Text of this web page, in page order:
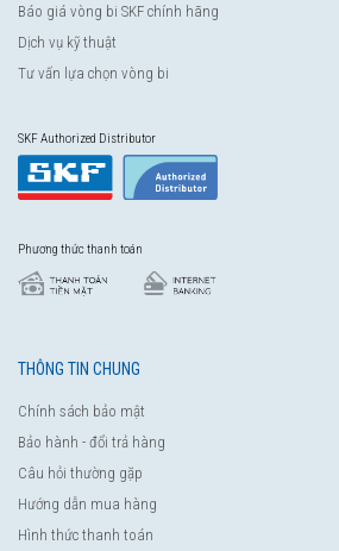
Báo giá vòng bi SKF chính hãng
Dịch vụ kỹ thuật
Tư vấn lựa chọn vòng bi
SKF Authorized Distributor
Phương thức thanh toán
THÔNG TIN CHUNG
Chính sách bảo mật
Bảo hành - đổi trả hàng
Câu hỏi thường gặp
Hướng dẫn mua hàng
Hình thức thanh toán